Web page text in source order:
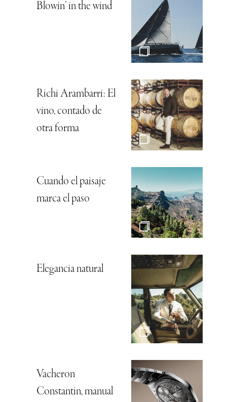
Blowin’ in the wind
Richi Arambarri: El
vino, contado de
otra forma
Cuando el paisaje
marca el paso
Elegancia natural
Vacheron
Constantin, manual